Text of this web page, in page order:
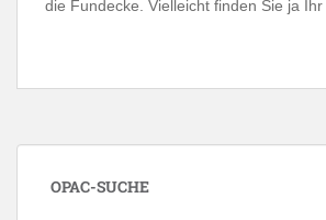
die Fundecke. Vielleicht finden Sie ja Ihr
OPAC-SUCHE